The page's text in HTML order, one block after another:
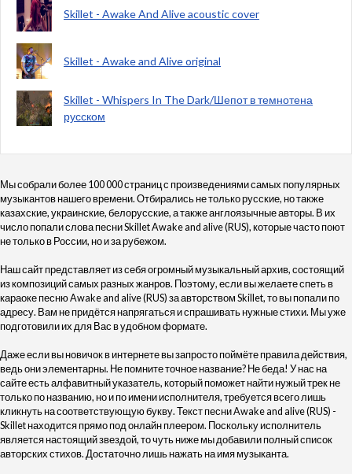
Skillet - Awake And Alive acoustic cover
Skillet - Awake and Alive original
Skillet - Whispers In The Dark/Шепот в темнотена
русском
Мы собрали более 100 000 страниц с произведениями самых популярных
музыкантов нашего времени. Отбирались не только русские, но также
казахские, украинские, белорусские, а также англоязычные авторы. В их
число попали слова песни Skillet Awake and alive (RUS), которые часто поют
не только в России, но и за рубежом.
Наш сайт представляет из себя огромный музыкальный архив, состоящий
из композиций самых разных жанров. Поэтому, если вы желаете спеть в
караоке песню Awake and alive (RUS) за авторством Skillet, то вы попали по
адресу. Вам не придётся напрягаться и спрашивать нужные стихи. Мы уже
подготовили их для Вас в удобном формате.
Даже если вы новичок в интернете вы запросто поймёте правила действия,
ведь они элементарны. Не помните точное название? Не беда! У нас на
сайте есть алфавитный указатель, который поможет найти нужый трек не
только по названию, но и по имени исполнителя, требуется всего лишь
кликнуть на соответствующую букву. Текст песни Awake and alive (RUS) -
Skillet находится прямо под онлайн плеером. Поскольку исполнитель
является настоящий звездой, то чуть ниже мы добавили полный список
авторских стихов. Достаточно лишь нажать на имя музыканта.